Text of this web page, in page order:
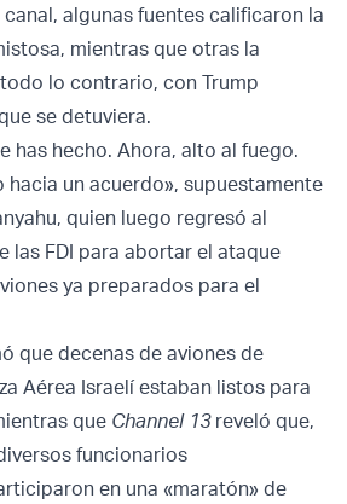
algunas fuentes calificaron la
mientras que otras la
lo contrario, con Trump
se detuviera.
has hecho. Ahora, alto al fuego.
hacia un acuerdo», supuestamente
quien luego regresó al
las FDI para abortar el ataque
ya preparados para el
que decenas de aviones de
Aérea Israelí estaban listos para
que Channel 13reveló que,
funcionarios
en una «maratón» de